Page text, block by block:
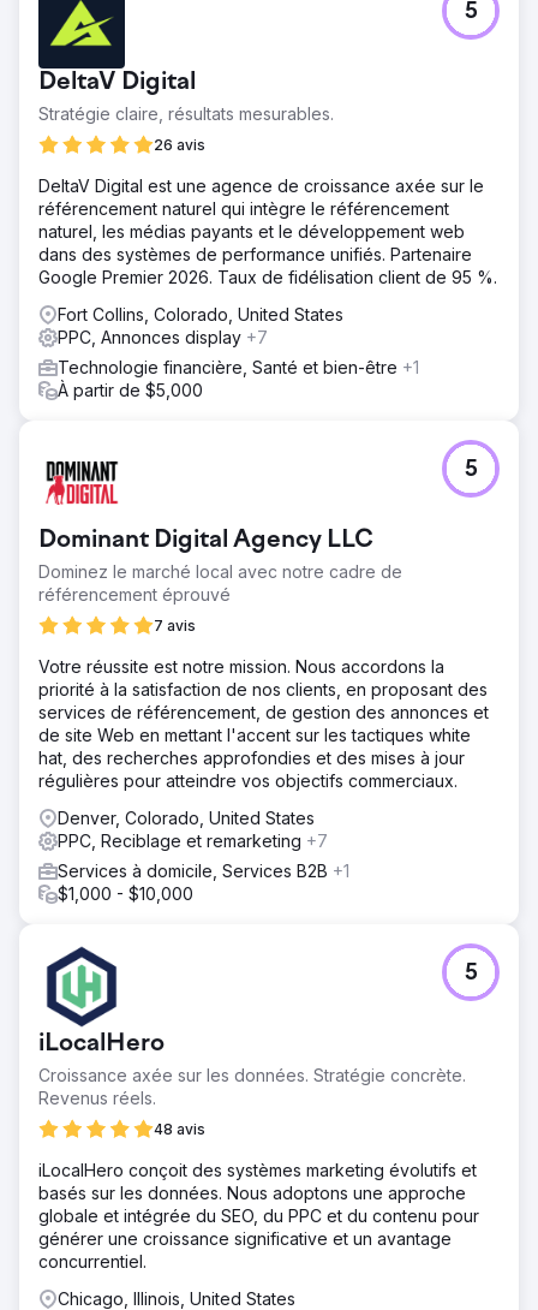
DeltaV Digital
Stratégie claire, résultats mesurables.
26 avis
5
DeltaV Digital est une agence de croissance axée sur le
référencement naturel qui intègre le référencement
naturel, les médias payants et le développement web
dans des systèmes de performance unifiés. Partenaire
Google Premier 2026. Taux de fidélisation client de 95 %.
Fort Collins, Colorado, United States
PPC, Annonces display +7
Technologie financière, Santé et bien-être +1
À partir de $5,000
Dominant Digital Agency LLC
Dominez le marché local avec notre cadre de
référencement éprouvé
7 avis
5
Votre réussite est notre mission. Nous accordons la
priorité à la satisfaction de nos clients, en proposant des
services de référencement, de gestion des annonces et
de site Web en mettant l'accent sur les tactiques white
hat, des recherches approfondies et des mises à jour
régulières pour atteindre vos objectifs commerciaux.
Denver, Colorado, United States
PPC, Reciblage et remarketing +7
Services à domicile, Services B2B +1
$1,000 - $10,000
iLocalHero
Croissance axée sur les données. Stratégie concrète.
Revenus réels.
48 avis
5
iLocalHero conçoit des systèmes marketing évolutifs et
basés sur les données. Nous adoptons une approche
globale et intégrée du SEO, du PPC et du contenu pour
générer une croissance significative et un avantage
concurrentiel.
Chicago, Illinois, United States